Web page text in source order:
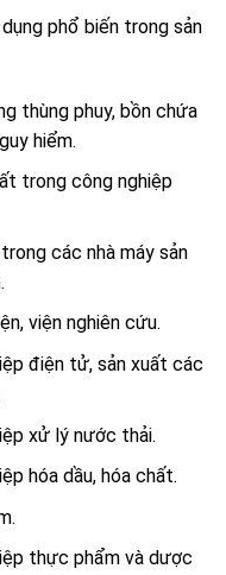
phổ biến trong sản
thùng phuy, bồn chứa
hiểm.
trong công nghiệp
các nhà máy sản
viện nghiên cứu.
điện tử, sản xuất các
xử lý nước thải.
hóa dầu, hóa chất.
thực phẩm và dược